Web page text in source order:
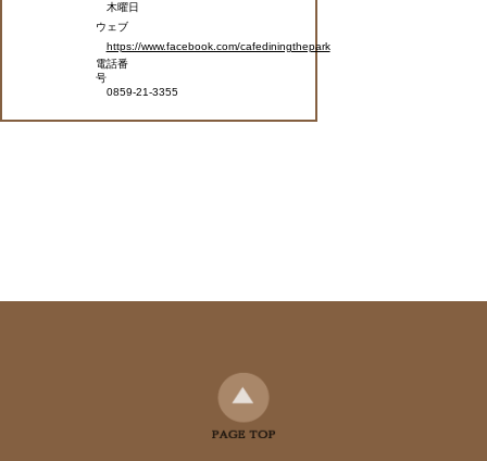
木曜日
ウェブ
https://www.facebook.com/cafediningthepark
電話番
号
0859-21-3355